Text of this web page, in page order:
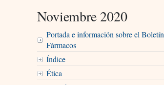
Noviembre 2020
Portada e información sobre el Boletín
Fármacos
Índice
Ética